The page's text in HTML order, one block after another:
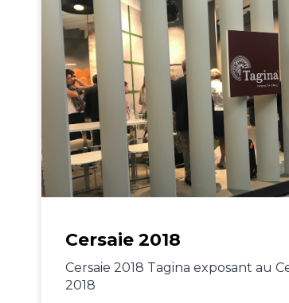
Cersaie 2018
Cersaie 2018 Tagina exposant au
2018